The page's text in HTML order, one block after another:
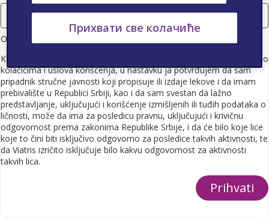
Ovim potvrđujem da sam pripadnik stručne javnosti u Srbiji. *
Klikom na „Da“, odnosno prihvatanjem pravila o zaštiti privatnosti i o
kolačićima i uslova korišćenja, u nastavku ja potvrđujem da sam
pripadnik stručne javnosti koji propisuje ili izdaje lekove i da imam
prebivalište u Republici Srbiji, kao i da sam svestan da lažno
predstavljanje, uključujući i korišćenje izmišljenih ili tuđih podataka o
ličnosti, može da ima za posledicu pravnu, uključujući i krivičnu
odgovornost prema zakonima Republike Srbije, i da će bilo koje lice
koje to čini biti isključivo odgovorno za posledice takvih aktivnosti, te
da Viatris izričito isključuje bilo kakvu odgovornost za aktivnosti
takvih lica.
Prihvati
Прихвати све колачиће